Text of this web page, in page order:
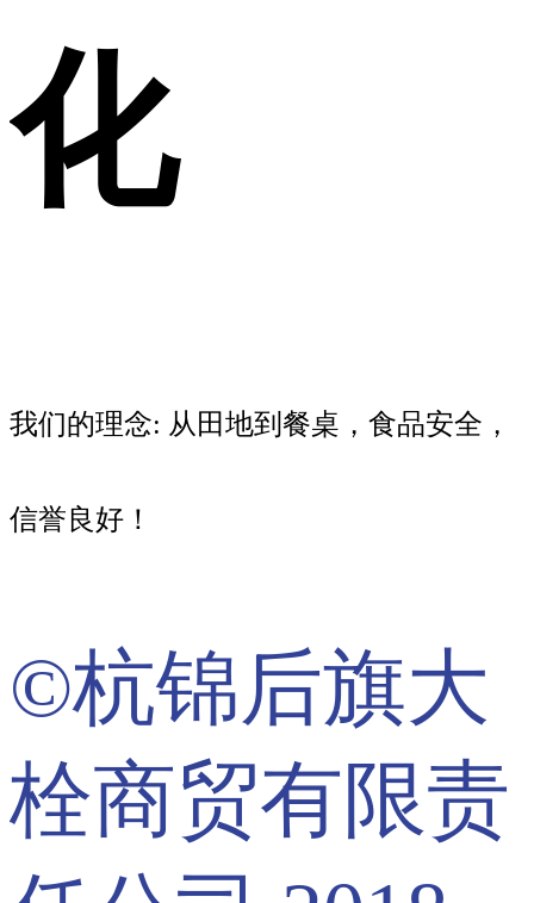
化
我们的理念: 从田地到餐桌，食品安全，
信誉良好！
©杭锦后旗大
栓商贸有限责